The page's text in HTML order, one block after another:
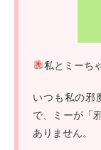
私とミーち
いつも私の邪
で、ミーが「
ありません。